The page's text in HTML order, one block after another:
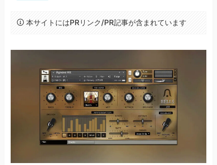
本サイトにはPRリンク/PR記事が含まれています